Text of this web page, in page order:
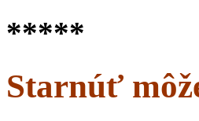
*****
Starnúť